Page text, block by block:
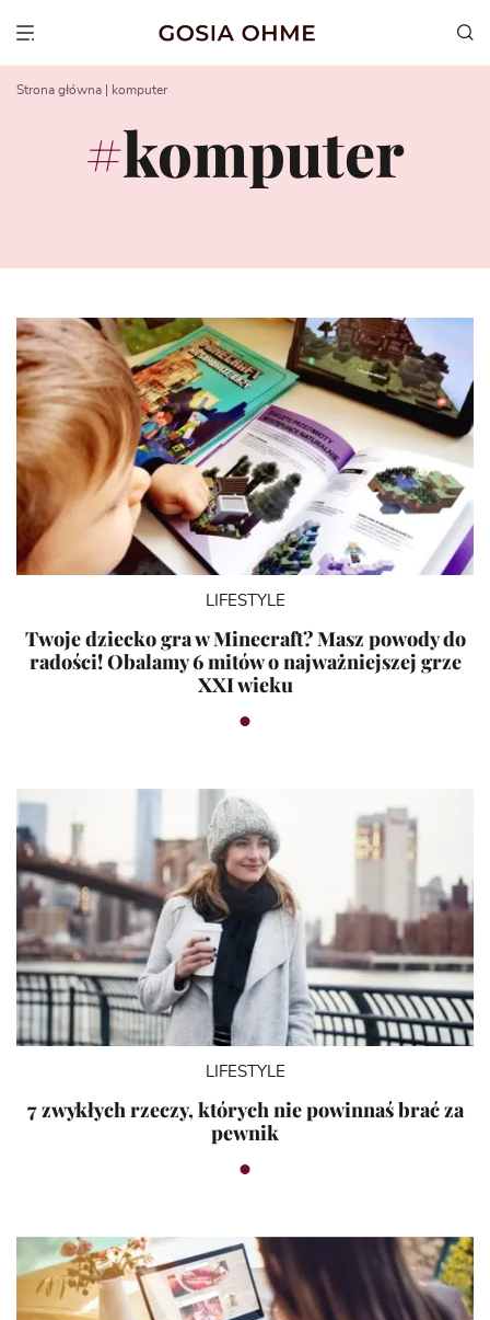
Show menu
Strona główna komputer
komputer
LIFESTYLE
Twoje dziecko gra w Minecraft? Masz powody do
radości! Obalamy 6 mitów o najważniejszej grze
XXI wieku
LIFESTYLE
7 zwykłych rzeczy, których nie powinnaś brać za
pewnik